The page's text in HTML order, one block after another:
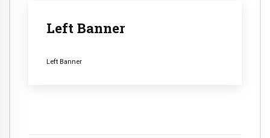
Left Banner
Left Banner